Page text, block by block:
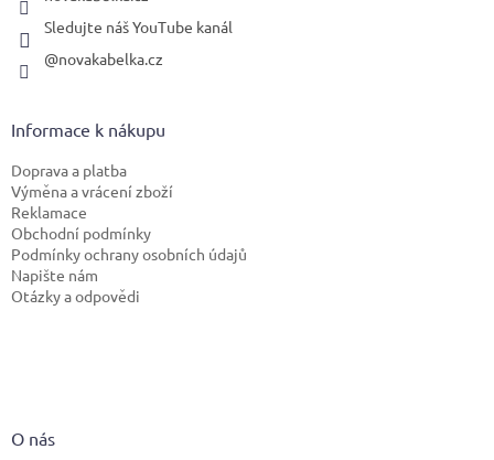
Sledujte náš YouTube kanál
@novakabelka.cz
Informace k nákupu
Doprava a platba
Výměna a vrácení zboží
Reklamace
Obchodní podmínky
Podmínky ochrany osobních údajů
Napište nám
Otázky a odpovědi
O nás